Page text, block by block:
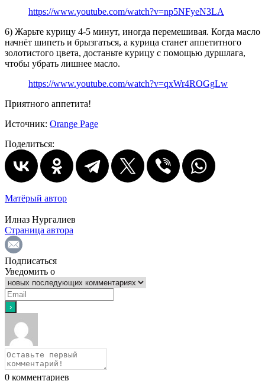
https://www.youtube.com/watch?v=np5NFyeN3LA
6) Жарьте курицу 4-5 минут, иногда перемешивая. Когда масло
начнёт шипеть и брызгаться, а курица станет аппетитного
золотистого цвета, достаньте курицу с помощью дуршлага,
чтобы убрать лишнее масло.
https://www.youtube.com/watch?v=qxWr4ROGgLw
Приятного аппетита!
Источник: Orange Page
Поделиться:
Матёрый автор
Илназ Нургалиев
Страница автора
Подписаться
Уведомить о
0 комментариев